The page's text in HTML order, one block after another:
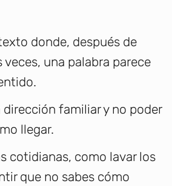
donde, después de
veces, una palabra parece
dirección familiar y no poder
llegar.
cotidianas, como lavar los
que no sabes cómo